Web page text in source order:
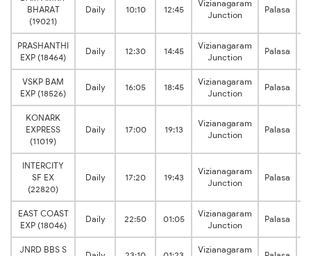
BHARAT
(19021)
Daily 10:10 12:45
Vizianagaram
Junction
Palasa
PRASHANTHI
EXP (18464)
Daily 12:30 14:45
Vizianagaram
Junction
Palasa
VSKP BAM
EXP (18526)
Daily 16:05 18:45
Vizianagaram
Junction
Palasa
KONARK
EXPRESS
(11019)
Daily 17:00 19:13
Vizianagaram
Junction
Palasa
INTERCITY
SF EX
(22820)
Daily 17:20 19:43
Vizianagaram
Junction
Palasa
EAST COAST
EXP (18046)
Daily 22:50 01:05
Vizianagaram
Junction
Palasa
JNRD BBS S
Vizianagaram